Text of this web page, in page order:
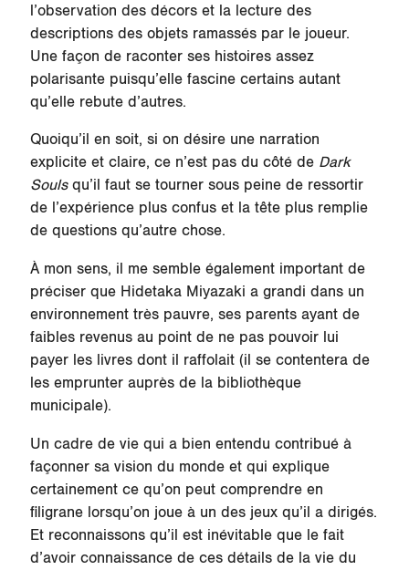
l’observation des décors et la lecture des
descriptions des objets ramassés par le joueur.
Une façon de raconter ses histoires assez
polarisante puisqu’elle fascine certains autant
qu’elle rebute d’autres.
Quoiqu’il en soit, si on désire une narration
explicite et claire, ce n’est pas du côté de Dark
Soulsqu’il faut se tourner sous peine de ressortir
de l’expérience plus confus et la tête plus remplie
de questions qu’autre chose.
À mon sens, il me semble également important de
préciser que Hidetaka Miyazaki a grandi dans un
environnement très pauvre, ses parents ayant de
faibles revenus au point de ne pas pouvoir lui
payer les livres dont il raffolait (il se contentera de
les emprunter auprès de la bibliothèque
municipale).
Un cadre de vie qui a bien entendu contribué à
façonner sa vision du monde et qui explique
certainement ce qu’on peut comprendre en
filigrane lorsqu’on joue à un des jeux qu’il a dirigés.
Et reconnaissons qu’il est inévitable que le fait
d’avoir connaissance de ces détails de la vie du